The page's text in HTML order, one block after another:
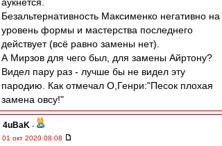
Безальтернативность Максименко негативно на
уровень формы и мастерства последнего
действует (всё равно замены нет).
А Мирзов для чего был, для замены Айртону?
Видел пару раз - лучше бы не видел эту
пародию. Как отмечал О,Генри:"Песок плохая
замена овсу!"
4uBaK -
01 окт 2020 08:08